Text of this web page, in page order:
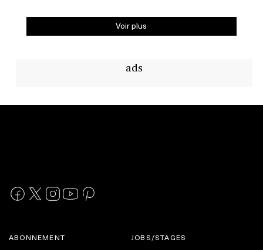
Voir plus
ads
ABONNEMENT JOBS/STAGES